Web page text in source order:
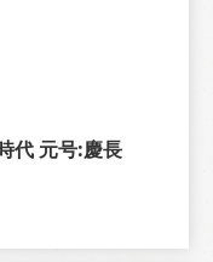
代 元号:慶長